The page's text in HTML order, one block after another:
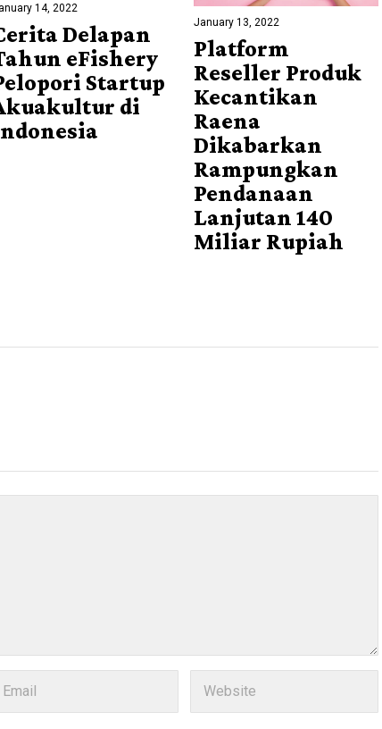
14, 2022
Delapan
eFishery
Startup
di
January 13, 2022
Platform
Reseller Produk
Kecantikan
Raena
Dikabarkan
Rampungkan
Pendanaan
Lanjutan 140
Miliar Rupiah